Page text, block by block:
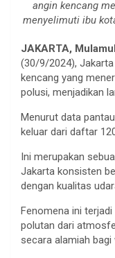
angin kencang
menyelimuti ibu
JAKARTA,
(30/9/2024),
kencang yang
polusi, menjadikan
Menurut data
keluar dari daftar
Ini merupakan
Jakarta konsisten
dengan kualitas
Fenomena ini
polutan dari
secara alamiah bagi